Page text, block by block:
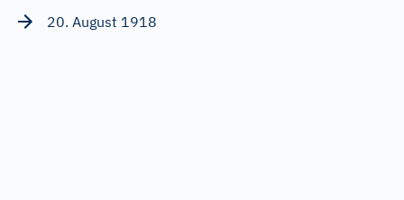
20. August 1918